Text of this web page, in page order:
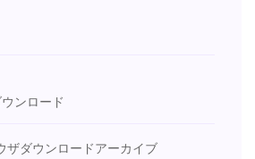
ンロード
ザダウンロードアーカイブ